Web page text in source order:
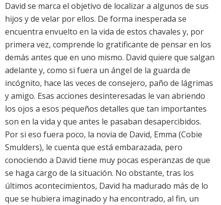
David se marca el objetivo de localizar a algunos de sus
hijos y de velar por ellos. De forma inesperada se
encuentra envuelto en la vida de estos chavales y, por
primera vez, comprende lo gratificante de pensar en los
demás antes que en uno mismo. David quiere que salgan
adelante y, como si fuera un ángel de la guarda de
incógnito, hace las veces de consejero, paño de lágrimas
y amigo. Esas acciones desinteresadas le van abriendo
los ojos a esos pequeños detalles que tan importantes
son en la vida y que antes le pasaban desapercibidos.
Por si eso fuera poco, la novia de David, Emma (Cobie
Smulders), le cuenta que está embarazada, pero
conociendo a David tiene muy pocas esperanzas de que
se haga cargo de la situación. No obstante, tras los
últimos acontecimientos, David ha madurado más de lo
que se hubiera imaginado y ha encontrado, al fin, un